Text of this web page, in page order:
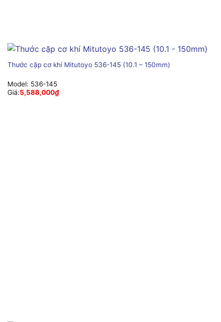
Thước cặp cơ khí Mitutoyo 536-145 (10.1 – 150mm)
Model: 536-145
Giá:5,588,000₫